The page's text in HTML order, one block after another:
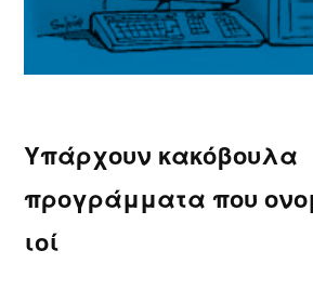
Υπάρχουν κακόβουλα
προγράμματα που
ιοί